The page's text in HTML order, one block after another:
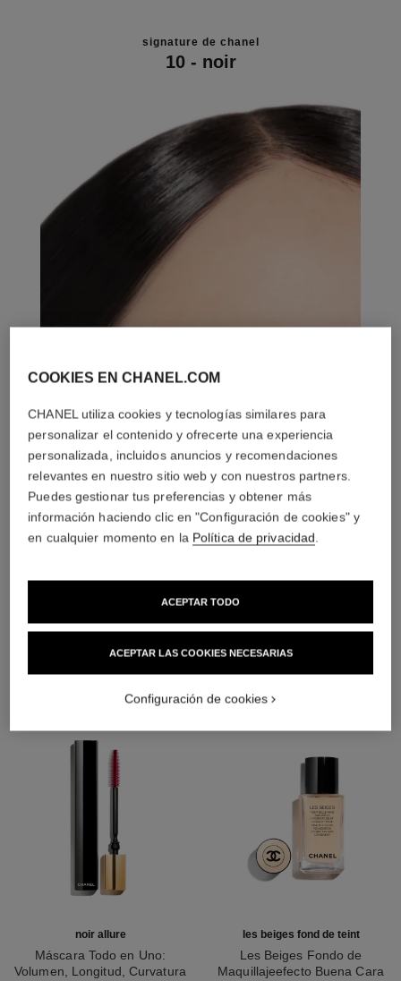
signature de chanel
10 - noir
LA COMBINACIÓN PERFECTA
noir allure
Máscara Todo en Uno:
Volumen, Longitud, Curvatura
les beiges fond de teint
Les Beiges Fondo de
Maquillajeefecto Buena Cara
COOKIES EN CHANEL.COM
CHANEL utiliza cookies y tecnologías similares para
personalizar el contenido y ofrecerte una experiencia
personalizada, incluidos anuncios y recomendaciones
relevantes en nuestro sitio web y con nuestros partners.
Puedes gestionar tus preferencias y obtener más
información haciendo clic en "Configuración de cookies" y
en cualquier momento en la Política de privacidad
ACEPTAR LAS COOKIES NECESARIAS
ACEPTAR TODO
Configuración de cookies